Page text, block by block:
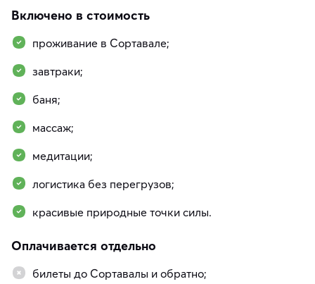
Включено в стоимость
проживание в Сортавале;
завтраки;
баня;
массаж;
медитации;
логистика без перегрузов;
красивые природные точки силы.
Оплачивается отдельно
билеты до Сортавалы и обратно;